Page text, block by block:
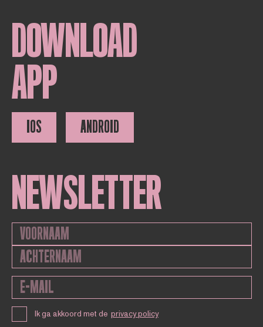
DOWNLOAD
APP
IOS ANDROID
NEWSLETTER
Ik ga akkoord met de privacy policy